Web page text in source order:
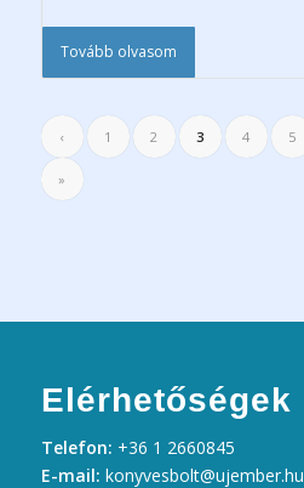
Tovább olvasom
‹ 1 2 3 4 5
»
Elérhetőségek
Telefon: +36 1 2660845
E-mail: konyvesbolt@ujember.hu